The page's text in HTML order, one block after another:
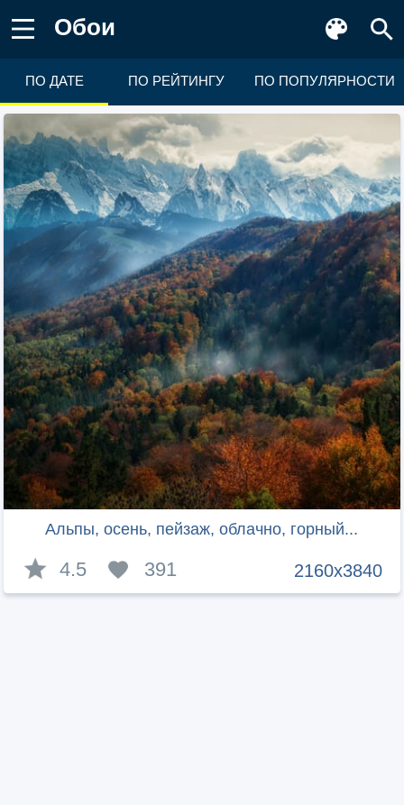
Обои
ПО ДАТЕ ПО РЕЙТИНГУ ПО ПОПУЛЯРНОСТИ
Альпы, осень, пейзаж, облачно, горный...
2160x3840
4.5 391